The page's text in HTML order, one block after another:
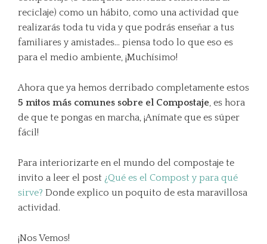
reciclaje) como un hábito, como una actividad que
realizarás toda tu vida y que podrás enseñar a tus
familiares y amistades… piensa todo lo que eso es
para el medio ambiente, ¡Muchísimo!
Ahora que ya hemos derribado completamente estos
5 mitos más comunes sobre el Compostaje, es hora
de que te pongas en marcha, ¡Anímate que es súper
fácil!
Para interiorizarte en el mundo del compostaje te
invito a leer el post ¿Qué es el Compost y para qué
sirve? Donde explico un poquito de esta maravillosa
actividad.
¡Nos Vemos!